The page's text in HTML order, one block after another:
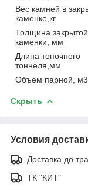
Вес камней в
каменке,кг
Толщина закрытой
каменки, мм
Длина топочного
тоннеля,мм
Объем парной, м3
Скрыть
Условия
Доставка до
ТК "КИТ"